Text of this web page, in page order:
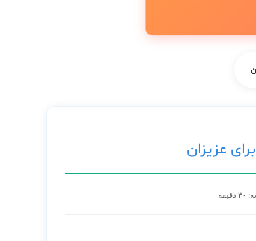
عزیزان